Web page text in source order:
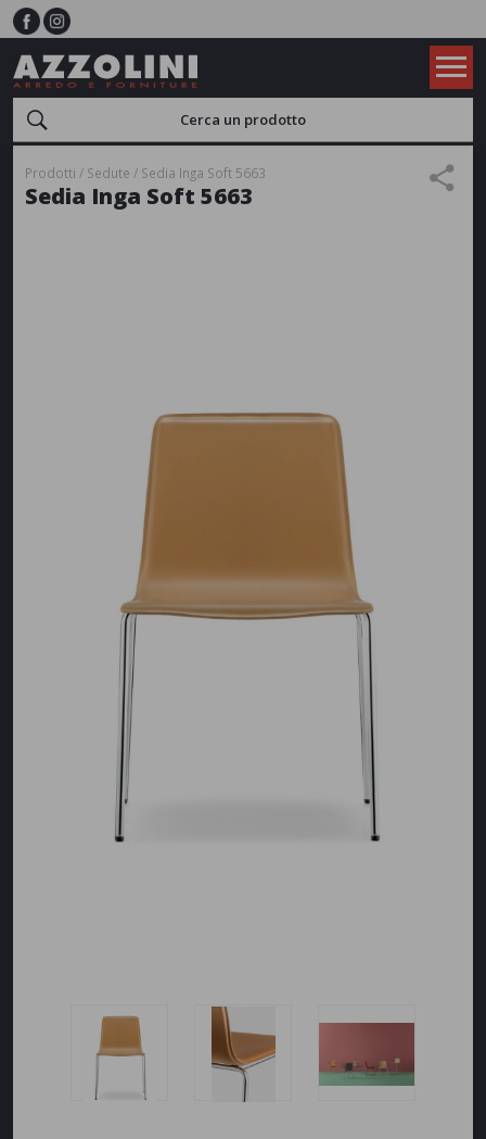
Prodotti Sedute Sedia Inga Soft 5663
Sedia Inga Soft 5663